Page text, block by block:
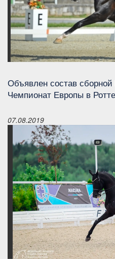
Объявлен состав
Чемпионат Европы в
07.08.2019